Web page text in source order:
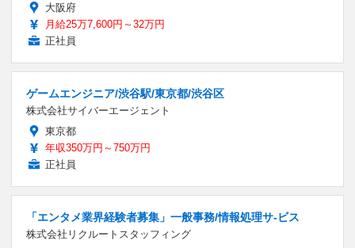
大阪府
月給25万7,600円～32万円
正社員
ゲームエンジニア/渋谷駅/東京都/渋谷区
株式会社サイバーエージェント
東京都
年収350万円～750万円
正社員
「エンタメ業界経験者募集」一般事務/情報処理サ-ビス
株式会社リクルートスタッフィング